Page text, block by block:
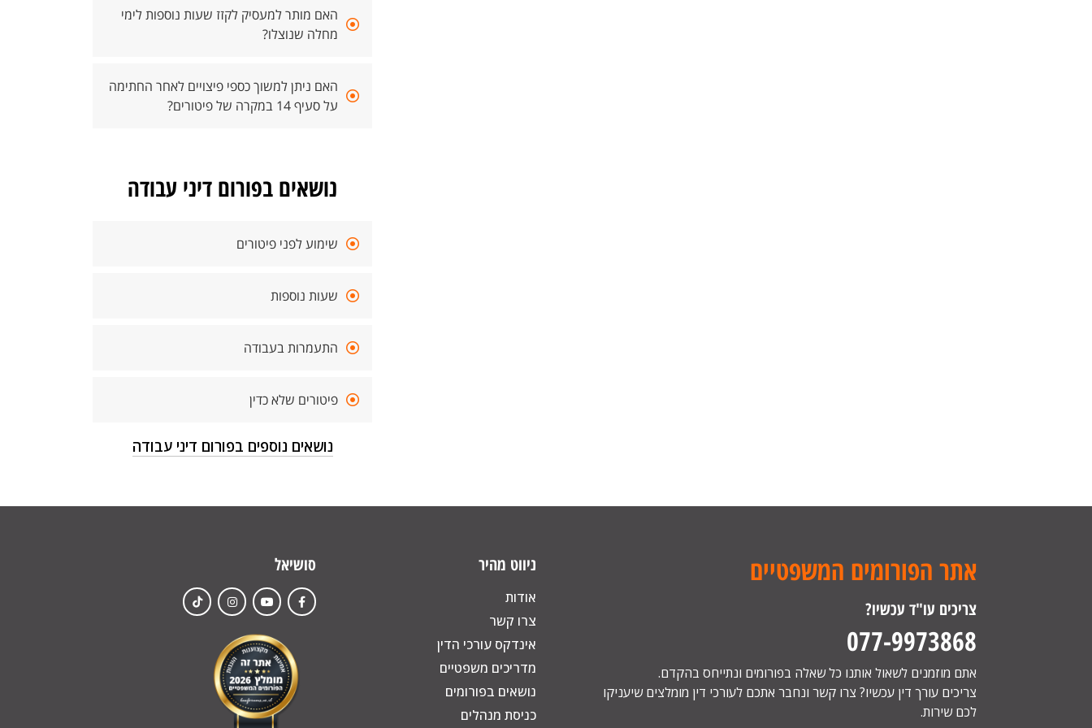
האם מותר למעסיק לקזז שעות נוספות לימי
מחלה שנוצלו?
האם ניתן למשוך כספי פיצויים לאחר החתימה
על סעיף 14 במקרה של פיטורים?
נושאים בפורום דיני עבודה
שימוע לפני פיטורים
שעות נוספות
התעמרות בעבודה
פיטורים שלא כדין
נושאים נוספים בפורום דיני עבודה
אתר הפורומים המשפטיים
צריכים עו"ד עכשיו?
077-9973868
אתם מוזמנים לשאול אותנו כל שאלה בפורומים ונתייחס בהקדם.
צריכים עורך דין עכשיו? צרו קשר ונחבר אתכם לעורכי דין מומלצים שיעניקו
לכם שירות.
ניווט מהיר
אודות
צרו קשר
אינדקס עורכי הדין
מדריכים משפטיים
נושאים בפורומים
כניסת מנהלים
סושיאל